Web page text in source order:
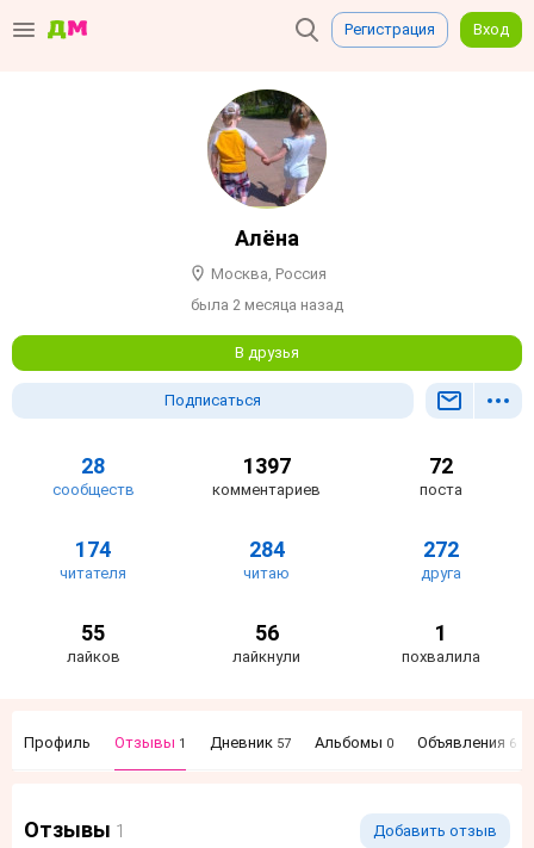
Регистрация Вход
Алёна
Москва, Россия
была 2 месяца назад
В друзья
Подписаться
28
сообществ
1397
комментариев
72
поста
174
читателя
284
читаю
272
друга
55
лайков
56
лайкнули
1
похвалила
Профиль Отзывы 1 Дневник 57 Альбомы 0 Объявления 6
Отзывы 1 Добавить отзыв